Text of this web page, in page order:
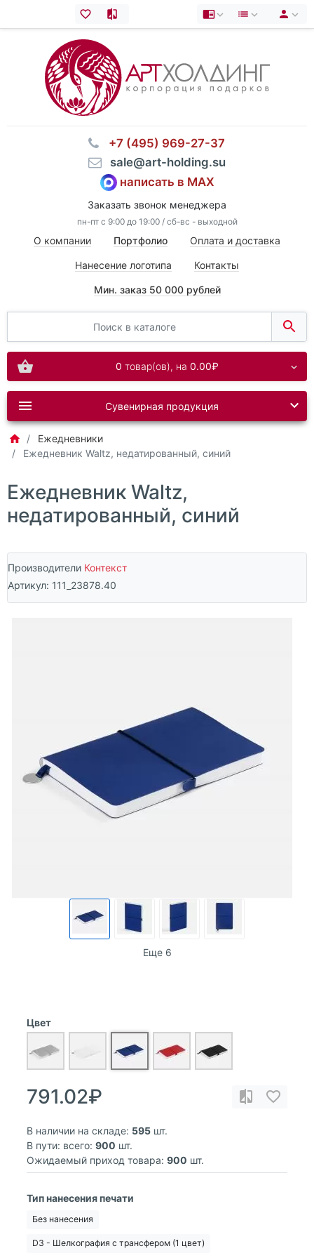
⠀+7 (495) 969-27-37
⠀sale@art-holding.su
написать в MAX
Заказать звонок менеджера
пн-пт с 9:00 до 19:00 / сб-вс - выходной
О компании Портфолио Оплата и доставка
Нанесение логотипа Контакты
Мин. заказ 50 000 рублей
0 товар(ов), на 0.00₽
Сувенирная продукция
Ежедневники
Ежедневник Waltz, недатированный, синий
Ежедневник Waltz,
недатированный, синий
Производители Контекст
Артикул: 111_23878.40
Еще 6
Цвет
791.02₽
В наличии на складе: 595 шт.
В пути: всего: 900 шт.
Ожидаемый приход товара: 900 шт.
Тип нанесения печати
Без нанесения
D3 - Шелкография с трансфером (1 цвет)